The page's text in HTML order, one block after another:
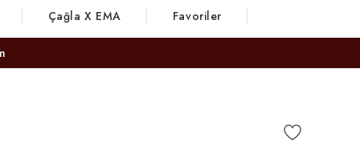
Çağla X EMA Favoriler